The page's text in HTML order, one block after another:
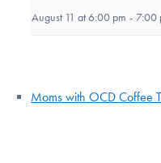
August 11 at 6:00 pm - 7:00
Moms with OCD Coffee